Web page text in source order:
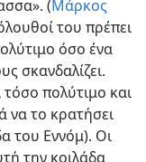
τη γυρίζει
(Μάρκος
του πρέπει
όσο ένα
σκανδαλίζει.
πολύτιμο και
να το κρατήσει